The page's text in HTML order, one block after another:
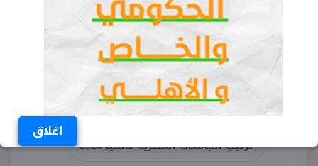
اغلاق
الكلمات المفتاحية
تصنيف الجامعات المصرية
ترتيب الجامعات المصرية في تصنيف
ويبومتركس
ترتيب الجامعات المصرية عالميا 2024